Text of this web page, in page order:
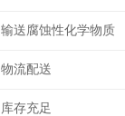
输送腐蚀性化学物质
物流配送
库存充足